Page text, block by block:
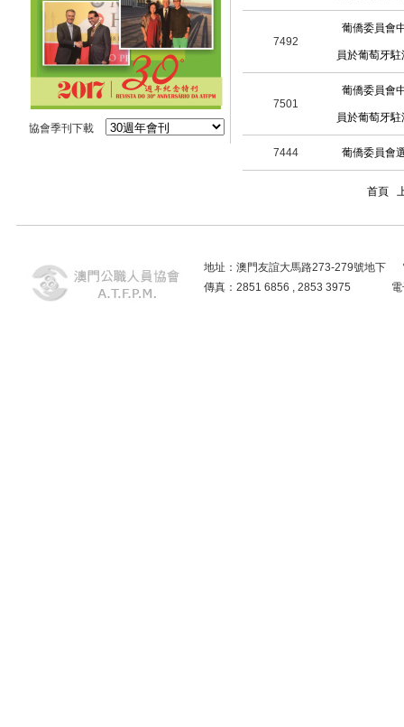
協會季刊下載
7492
葡僑委員會
員於葡萄牙
7501
葡僑委員會
員於葡萄牙
7444 葡僑委員會
首頁
地址：澳門友誼大馬路273-279號地下
傳真：2851 6856 , 2853 3975 電